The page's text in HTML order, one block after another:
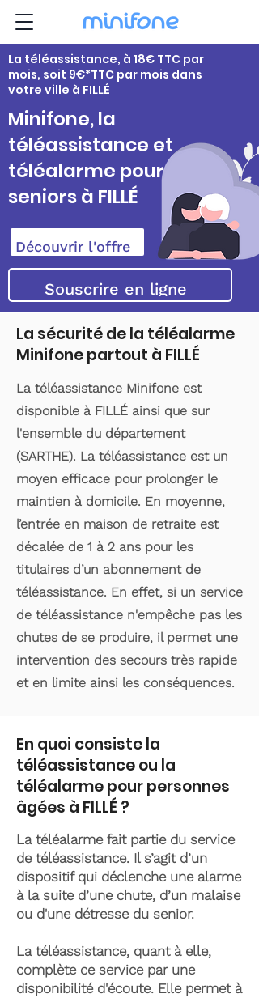
La téléassistance, à 18€ TTC par
mois, soit 9€*TTC par mois dans
votre ville à FILLÉ
Minifone, la
téléassistance et
téléalarme pour
seniors à FILLÉ
Découvrir l'offre
Souscrire en ligne
La sécurité de la téléalarme
Minifone partout à FILLÉ
La téléassistance Minifone est
disponible à FILLÉ ainsi que sur
l'ensemble du département
(SARTHE). La téléassistance est un
moyen efficace pour prolonger le
maintien à domicile. En moyenne,
l’entrée en maison de retraite est
décalée de 1 à 2 ans pour les
titulaires d’un abonnement de
téléassistance. En effet, si un service
de téléassistance n'empêche pas les
chutes de se produire, il permet une
intervention des secours très rapide
et en limite ainsi les conséquences.
En quoi consiste la
téléassistance ou la
téléalarme pour personnes
âgées à FILLÉ ?
La téléalarme fait partie du service
de téléassistance. Il s’agit d’un
dispositif qui déclenche une alarme
à la suite d’une chute, d’un malaise
ou d'une détresse du senior.
La téléassistance, quant à elle,
complète ce service par une
disponibilité d'écoute. Elle permet à